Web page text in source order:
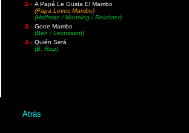
2.- A Papá Le Gusta El Mambo
(Papa Loves Mambo)
(Hoffman / Manning / Reichner)
3.- Gone Mambo
(Ben / Lecussant)
4.- Quién Será
(B. Ruiz)
Atrás